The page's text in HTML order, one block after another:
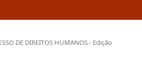
DE DIREITOS HUMANOS - Edição